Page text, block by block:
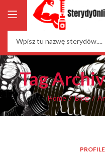
Tag
Home Blog